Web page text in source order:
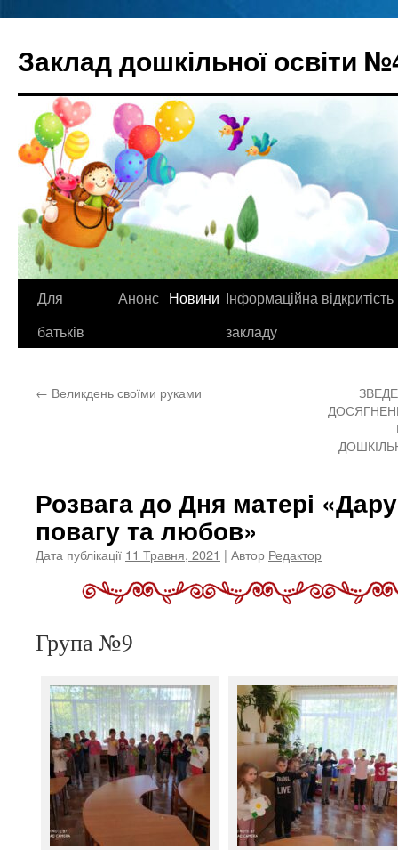
вмісту
Заклад дошкільної освіти
Для
батьків
Анонс Новини Інформаційна відкритість
закладу
← Великдень своїми руками
Розвага до Дня матері
повагу та любов»
Дата публікації 11 Травня, 2021 | Автор Редактор
Група №9